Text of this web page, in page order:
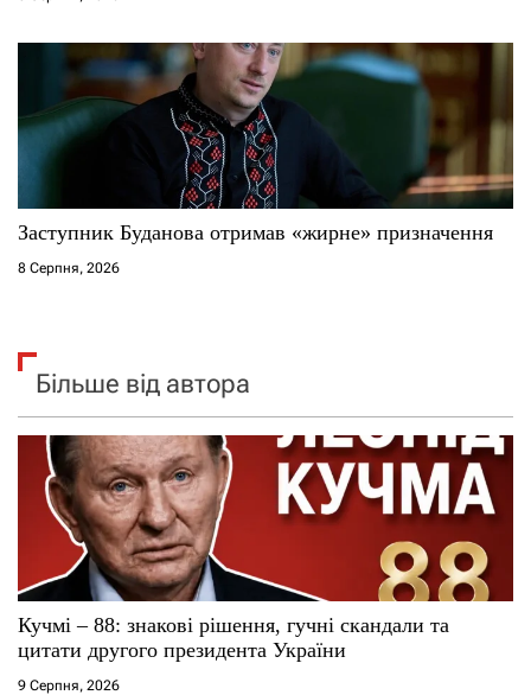
Заступник Буданова отримав «жирне» призначення
8 Серпня, 2026
Більше від автора
Кучмі – 88: знакові рішення, гучні скандали та
цитати другого президента України
9 Серпня, 2026